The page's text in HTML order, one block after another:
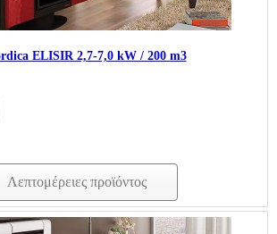
ELISIR 2,7-7,0 kW / 200 m3
Λεπτομέρειες προϊόντος